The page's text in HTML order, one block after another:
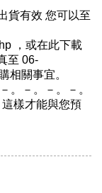
貨有效 您可以至
，或在此下載
至 06-
相關事宜。
。－。－。－。
樣才能與您預